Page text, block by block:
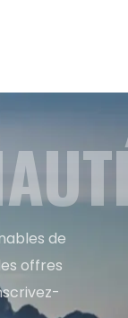
de
offres